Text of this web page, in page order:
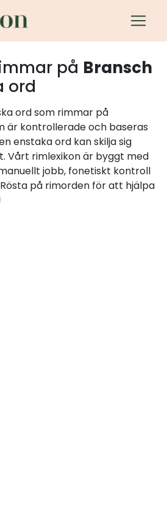
på Bransch
ord
ord som rimmar på
är kontrollerade och baseras
enstaka ord kan skilja sig
Vårt rimlexikon är byggt med
jobb, fonetiskt kontroll
på rimorden för att hjälpa